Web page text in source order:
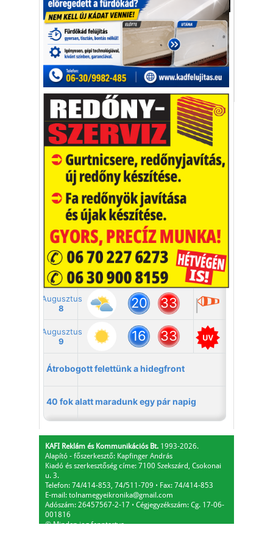
Aktuális
A buddhista többségű országból
tömegesen kezdtek menekülni a rohingya
kisebbség tagjai.
Rakhine Banglades menekült rohingya
Kaktusz
Vakációs őrület
A nyaralás extrém
helyzeteket teremt, nagyon
sokan kalandot, kihívást
keresnek.
Vélemény rovat cikkei
Újságlapozó
A nagyvilág képekben
KAFI Reklám és Kommunikációs Bt. 1993-2026.
Alapító - főszerkesztő: Kapfinger András
Kiadó és szerkesztőség címe: 7100 Szekszárd, Csokonai
u. 3.
Telefon: 74/414-853, 74/511-709 ⋅ Fax: 74/414-853
E-mail: tolnamegyeikronika@gmail.com
Adószám: 26457567-2-17 ⋅ Cégjegyzékszám: Cg. 17-06-
001816
© Minden jog fenntartva.